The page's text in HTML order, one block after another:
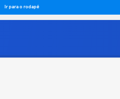
Ir para o rodapé